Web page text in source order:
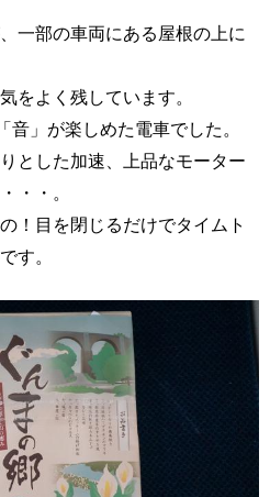
一部の車両にある屋根の上に
をよく残しています。
」が楽しめた電車でした。
とした加速、上品なモーター
・・。
！目を閉じるだけでタイムト
す。